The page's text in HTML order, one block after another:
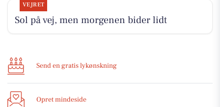
VEJRET
Sol på vej, men morgenen bider lidt
Send en gratis lykønskning
Opret mindeside